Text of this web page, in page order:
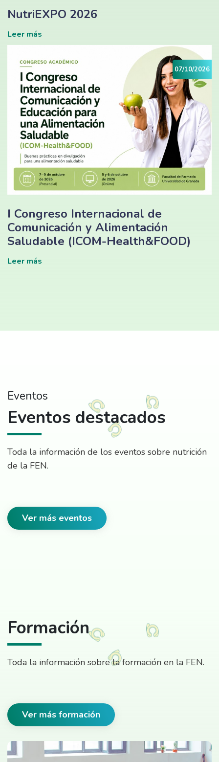
NutriEXPO 2026
Leer más
07/10/2026
I Congreso Internacional de
Comunicación y Alimentación
Saludable (ICOM-Health&FOOD)
Leer más
Eventos
Eventos destacados
Toda la información de los eventos sobre nutrición
de la FEN.
Ver más eventos
Formación
Toda la información sobre la formación en la FEN.
Ver más formación